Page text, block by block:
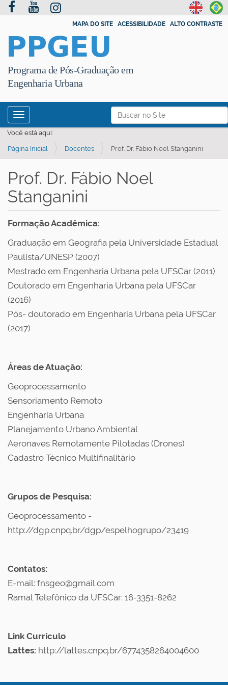
MAPA DO SITE ACESSIBILIDADE ALTO CONTRASTE
PPGEU
Programa de Pós-Graduação em
Engenharia Urbana
Busca
Busca Avançada…
Toggle navigation
Você está aqui:
Página Inicial Docentes Prof. Dr. Fábio Noel Stanganini
Prof. Dr. Fábio Noel
Stanganini
Formação Acadêmica:
Graduação em Geografia pela Universidade Estadual
Paulista/UNESP (2007)
Mestrado em Engenharia Urbana pela UFSCar (2011)
Doutorado em Engenharia Urbana pela UFSCar
(2016)
Pós- doutorado em Engenharia Urbana pela UFSCar
(2017)
Áreas de Atuação:
Geoprocessamento
Sensoriamento Remoto
Engenharia Urbana
Planejamento Urbano Ambiental
Aeronaves Remotamente Pilotadas (Drones)
Cadastro Técnico Multifinalitário
Grupos de Pesquisa:
Geoprocessamento -
http://dgp.cnpq.br/dgp/espelhogrupo/23419
Contatos:
E-mail: fnsgeo@gmail.com
Ramal Telefônico da UFSCar: 16-3351-8262
Link Currículo
Lattes: http://lattes.cnpq.br/6774358264004600